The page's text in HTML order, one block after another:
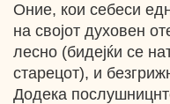
Оние, кои себеси
на својот духовен
лесно (бидејќи се
старецот), и
Додека